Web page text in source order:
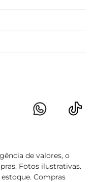
de valores, o
Fotos ilustrativas.
Compras